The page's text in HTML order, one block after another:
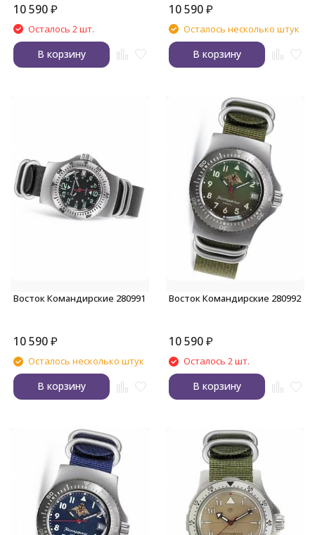
10 590₽
Осталось 2 шт.
В корзину
10 590₽
Осталось несколько штук
В корзину
Восток Командирские 280991
10 590₽
Осталось несколько штук
В корзину
Восток Командирские 280992
10 590₽
Осталось 2 шт.
В корзину